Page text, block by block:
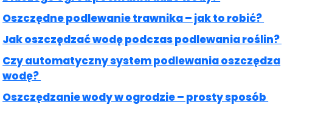
Oszczędne podlewanie trawnika – jak to robić?
Jak oszczędzać wodę podczas podlewania roślin?
Czy automatyczny system podlewania oszczędza
wodę?
Oszczędzanie wody w ogrodzie – prosty sposób